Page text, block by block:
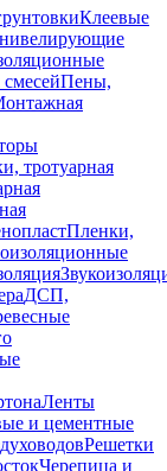
Клеевые
Пены,
тротуарная
Пленки,
ДСП,
Ленты
и цементные
Решетки
Черепица и